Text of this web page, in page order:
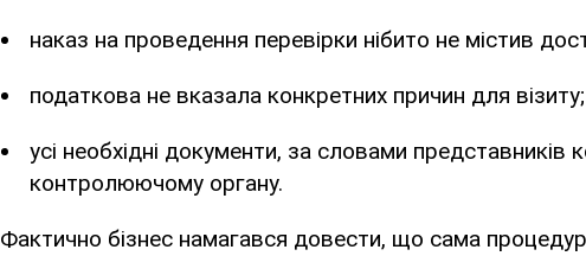
наказ на проведення перевірки нібито не містив
податкова не вказала конкретних причин для візиту;
усі необхідні документи, за словами представників
контролюючому органу.
Фактично бізнес намагався довести, що сама